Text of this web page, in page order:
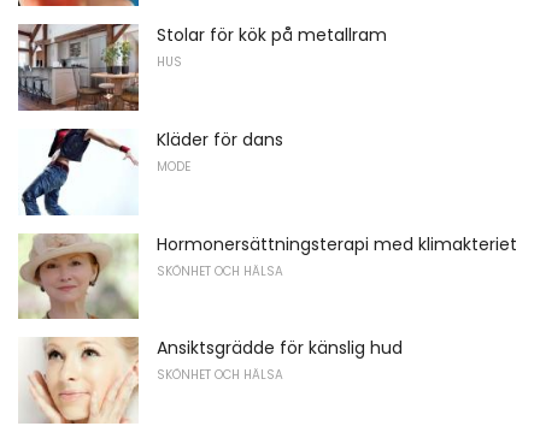
Stolar för kök på metallram
HUS
Kläder för dans
MODE
Hormonersättningsterapi med klimakteriet
SKÖNHET OCH HÄLSA
Ansiktsgrädde för känslig hud
SKÖNHET OCH HÄLSA